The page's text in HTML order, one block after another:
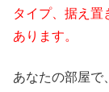
タイプ、据え置
あります。
あなたの部屋で